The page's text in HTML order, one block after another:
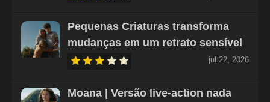
Pequenas Criaturas transforma
mudanças em um retrato sensível
jul 22, 2026
Moana | Versão live-action nada